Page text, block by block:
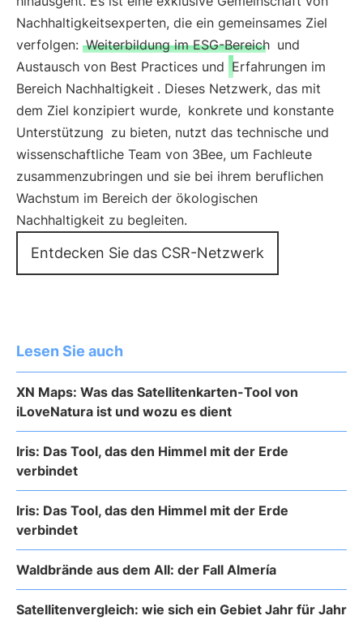
Nachhaltigkeitsexperten, die ein gemeinsames Ziel
verfolgen: Weiterbildung im ESG-Bereich und
Austausch von Best Practices und Erfahrungen im
Bereich Nachhaltigkeit . Dieses Netzwerk, das mit
dem Ziel konzipiert wurde, konkrete und konstante
Unterstützung zu bieten, nutzt das technische und
wissenschaftliche Team von 3Bee, um Fachleute
zusammenzubringen und sie bei ihrem beruflichen
Wachstum im Bereich der ökologischen
Nachhaltigkeit zu begleiten.
Entdecken Sie das CSR-Netzwerk
Lesen Sie auch
XN Maps: Was das Satellitenkarten-Tool von
iLoveNatura ist und wozu es dient
Iris: Das Tool, das den Himmel mit der Erde
verbindet
Iris: Das Tool, das den Himmel mit der Erde
verbindet
Waldbrände aus dem All: der Fall Almería
Satellitenvergleich: wie sich ein Gebiet Jahr für Jahr